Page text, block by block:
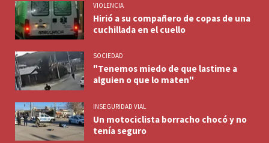
VIOLENCIA
Hirió a su compañero de copas de una
cuchillada en el cuello
SOCIEDAD
"Tenemos miedo de que lastime a
alguien o que lo maten"
INSEGURIDAD VIAL
Un motociclista borracho chocó y no
tenía seguro